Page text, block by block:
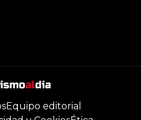
Equipo editorial